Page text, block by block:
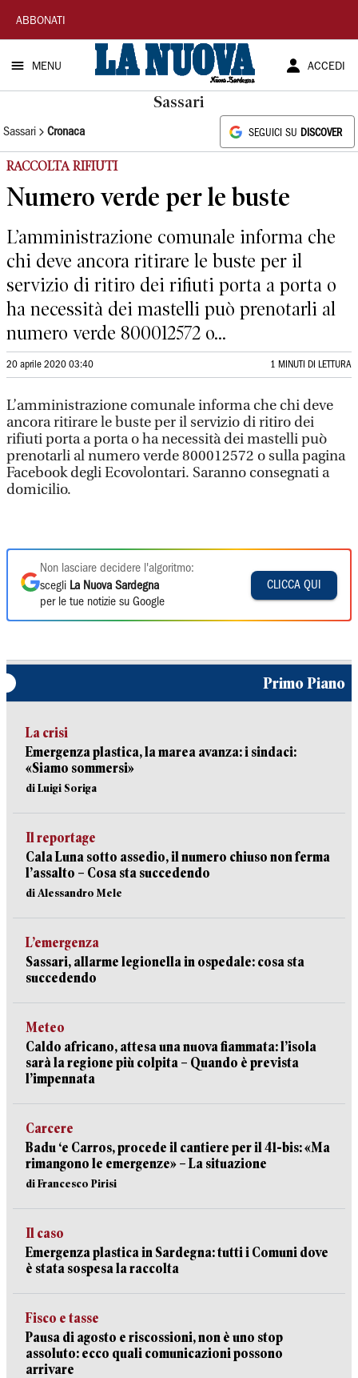
La
Nuova
Sardegna
ABBONATI
MENU ACCEDI
Sassari
Sassari Cronaca SEGUICI SU DISCOVER
RACCOLTA RIFIUTI
Numero verde per le buste
L’amministrazione comunale informa che
chi deve ancora ritirare le buste per il
servizio di ritiro dei rifiuti porta a porta o
ha necessità dei mastelli può prenotarli al
numero verde 800012572 o...
20 aprile 2020 03:40 1 MINUTI DI LETTURA
L’amministrazione comunale informa che chi deve
ancora ritirare le buste per il servizio di ritiro dei
rifiuti porta a porta o ha necessità dei mastelli può
prenotarli al numero verde 800012572 o sulla pagina
Facebook degli Ecovolontari. Saranno consegnati a
domicilio.
Non lasciare decidere l'algoritmo:
scegli La Nuova Sardegna
per le tue notizie su Google
CLICCA QUI
Primo Piano
La crisi
Emergenza plastica, la marea avanza: i sindaci:
«Siamo sommersi»
di Luigi Soriga
Il reportage
Cala Luna sotto assedio, il numero chiuso non ferma
l’assalto – Cosa sta succedendo
di Alessandro Mele
L’emergenza
Sassari, allarme legionella in ospedale: cosa sta
succedendo
Meteo
Caldo africano, attesa una nuova fiammata: l’isola
sarà la regione più colpita – Quando è prevista
l’impennata
Carcere
Badu ‘e Carros, procede il cantiere per il 41-bis: «Ma
rimangono le emergenze» – La situazione
di Francesco Pirisi
Il caso
Emergenza plastica in Sardegna: tutti i Comuni dove
è stata sospesa la raccolta
Fisco e tasse
Pausa di agosto e riscossioni, non è uno stop
assoluto: ecco quali comunicazioni possono
arrivare